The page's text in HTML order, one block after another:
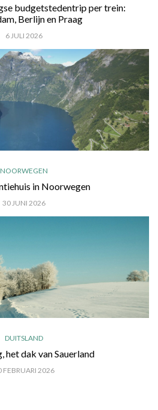
budgetstedentrip per trein:
Berlijn en Praag
6 JULI 2026
NOORWEGEN
in Noorwegen
30 JUNI 2026
DUITSLAND
het dak van Sauerland
FEBRUARI 2026